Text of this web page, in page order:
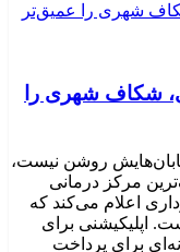
شکاف شهری را
روشن نیست،
مرکز درمانی
اعلام می‌کند که
اپلیکیشنی برای
برای پرداخت